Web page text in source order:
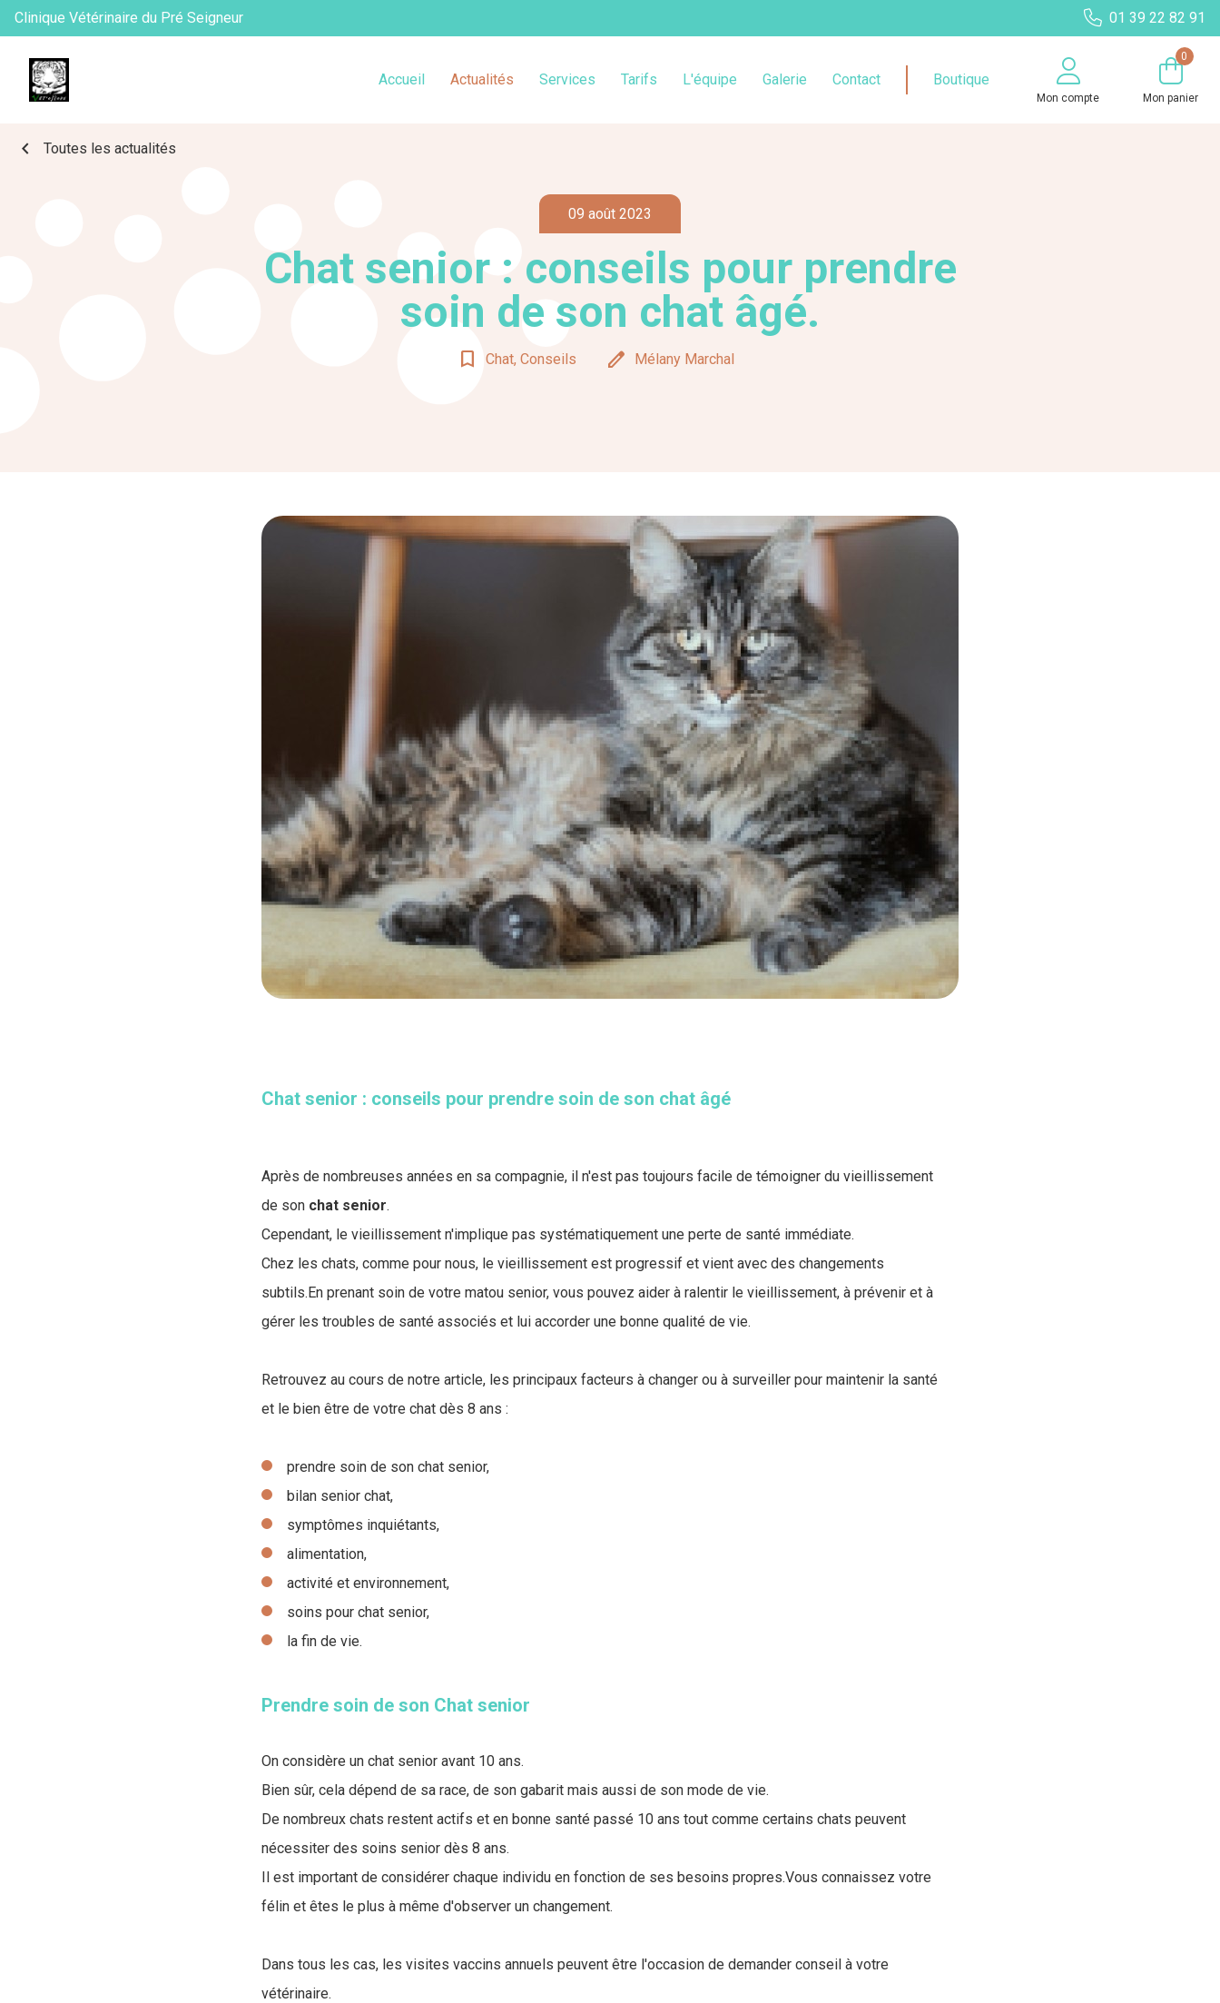
Clinique Vétérinaire du Pré Seigneur 01 39 22 82 91
Accueil Actualités Services Tarifs L'équipe Galerie Contact Boutique
Mon compte
0
Mon panier
chevron_left Toutes les actualités
09 août 2023
Chat senior : conseils pour prendre
soin de son chat âgé.
bookmark_border Chat, Conseils edit Mélany Marchal
Chat senior : conseils pour prendre soin de son chat âgé
Après de nombreuses années en sa compagnie, il n'est pas toujours facile de témoigner du vieillissement
de son chat senior.
Cependant, le vieillissement n'implique pas systématiquement une perte de santé immédiate.
Chez les chats, comme pour nous, le vieillissement est progressif et vient avec des changements
subtils.En prenant soin de votre matou senior, vous pouvez aider à ralentir le vieillissement, à prévenir et à
gérer les troubles de santé associés et lui accorder une bonne qualité de vie.
Retrouvez au cours de notre article, les principaux facteurs à changer ou à surveiller pour maintenir la santé
et le bien être de votre chat dès 8 ans :
prendre soin de son chat senior,
bilan senior chat,
symptômes inquiétants,
alimentation,
activité et environnement,
soins pour chat senior,
la fin de vie.
Prendre soin de son Chat senior
On considère un chat senior avant 10 ans.
Bien sûr, cela dépend de sa race, de son gabarit mais aussi de son mode de vie.
De nombreux chats restent actifs et en bonne santé passé 10 ans tout comme certains chats peuvent
nécessiter des soins senior dès 8 ans.
Il est important de considérer chaque individu en fonction de ses besoins propres.Vous connaissez votre
félin et êtes le plus à même d'observer un changement.
Dans tous les cas, les visites vaccins annuels peuvent être l'occasion de demander conseil à votre
vétérinaire.